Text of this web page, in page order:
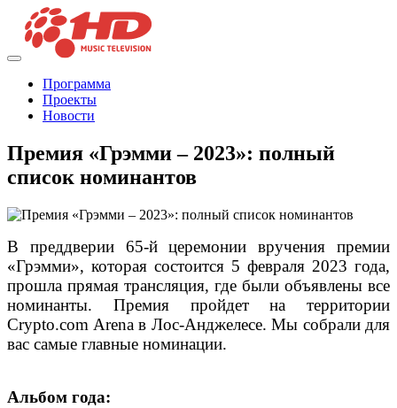
Программа
Проекты
Новости
Премия «Грэмми – 2023»: полный
список номинантов
В преддверии 65-й церемонии вручения премии
«Грэмми», которая состоится 5 февраля 2023 года,
прошла прямая трансляция, где были объявлены все
номинанты. Премия пройдет на территории
Crypto.com Arena в Лос-Анджелесе. Мы собрали для
вас самые главные номинации.
Альбом года: